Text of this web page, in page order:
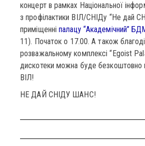
концерт в рамках Національної
з профілактики ВІЛ/СНІДу “Не дай
приміщенніпалацу “Академічний”
11). Початок о 17.00. А також
розважальному комплексі “Egoist
дискотеки можна буде безкоштовно
ВІЛ!
НЕ ДАЙ СНІДУ ШАНС!